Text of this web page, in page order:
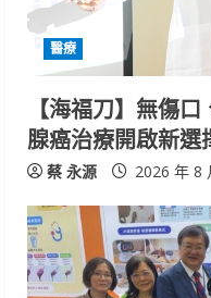
醫療
【海福刀】無傷
腺癌治療開啟新選
蔡 永源 2026 年 8